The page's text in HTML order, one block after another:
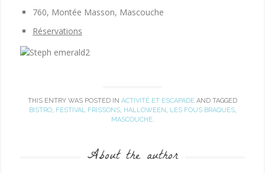
760, Montée Masson, Mascouche
Réservations
THIS ENTRY WAS POSTED IN ACTIVITÉ ET ESCAPADE AND TAGGED
BISTRO, FESTIVAL FRISSONS, HALLOWEEN, LES FOUS BRAQUES,
MASCOUCHE.
About the author